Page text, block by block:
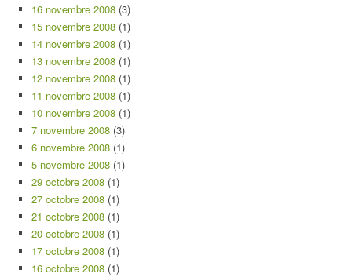
16 novembre 2008 (3)
15 novembre 2008 (1)
14 novembre 2008 (1)
13 novembre 2008 (1)
12 novembre 2008 (1)
11 novembre 2008 (1)
10 novembre 2008 (1)
7 novembre 2008 (3)
6 novembre 2008 (1)
5 novembre 2008 (1)
29 octobre 2008 (1)
27 octobre 2008 (1)
21 octobre 2008 (1)
20 octobre 2008 (1)
17 octobre 2008 (1)
16 octobre 2008 (1)